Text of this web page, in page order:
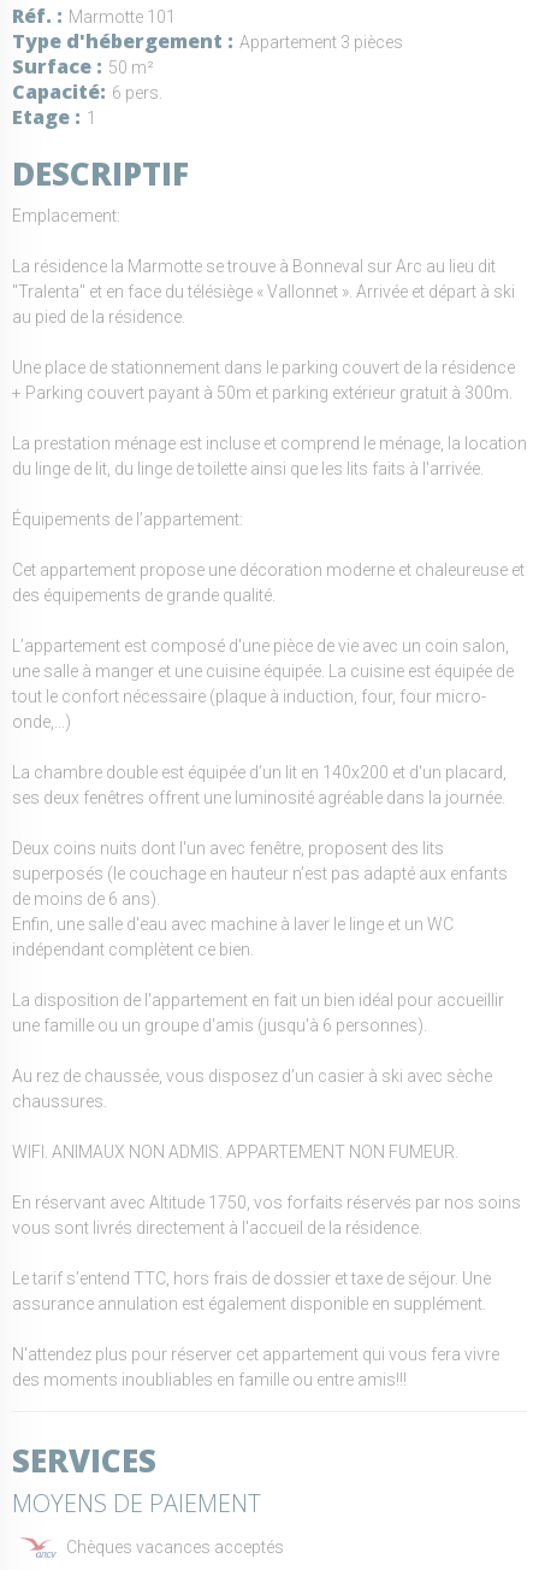
Réf. Marmotte 101
Type d'hébergement Appartement 3 pièces
Surface 50 m²
Capacité 6 pers.
Etage 1
DESCRIPTIF
Emplacement:
La résidence la Marmotte se trouve à Bonneval sur Arc au lieu dit
"Tralenta" et en face du télésiège « Vallonnet ». Arrivée et départ à ski
au pied de la résidence.
Une place de stationnement dans le parking couvert de la résidence
+ Parking couvert payant à 50m et parking extérieur gratuit à 300m.
La prestation ménage est incluse et comprend le ménage, la location
du linge de lit, du linge de toilette ainsi que les lits faits à l'arrivée.
Équipements de l’appartement:
Cet appartement propose une décoration moderne et chaleureuse et
des équipements de grande qualité.
L’appartement est composé d'une pièce de vie avec un coin salon,
une salle à manger et une cuisine équipée. La cuisine est équipée de
tout le confort nécessaire (plaque à induction, four, four micro-
onde,...)
La chambre double est équipée d’un lit en 140x200 et d'un placard,
ses deux fenêtres offrent une luminosité agréable dans la journée.
Deux coins nuits dont l'un avec fenêtre, proposent des lits
superposés (le couchage en hauteur n’est pas adapté aux enfants
de moins de 6 ans).
Enfin, une salle d'eau avec machine à laver le linge et un WC
indépendant complètent ce bien.
La disposition de l'appartement en fait un bien idéal pour accueillir
une famille ou un groupe d'amis (jusqu'à 6 personnes).
Au rez de chaussée, vous disposez d’un casier à ski avec sèche
chaussures.
WIFI. ANIMAUX NON ADMIS. APPARTEMENT NON FUMEUR.
En réservant avec Altitude 1750, vos forfaits réservés par nos soins
vous sont livrés directement à l'accueil de la résidence.
Le tarif s’entend TTC, hors frais de dossier et taxe de séjour. Une
assurance annulation est également disponible en supplément.
N'attendez plus pour réserver cet appartement qui vous fera vivre
des moments inoubliables en famille ou entre amis!!!
SERVICES
MOYENS DE PAIEMENT
Chèques vacances acceptés